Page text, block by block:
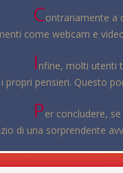
Contrariamente a
come webcam e
Infine, molti utenti
propri pensieri. Questo
Per concludere,
di una sorprendente